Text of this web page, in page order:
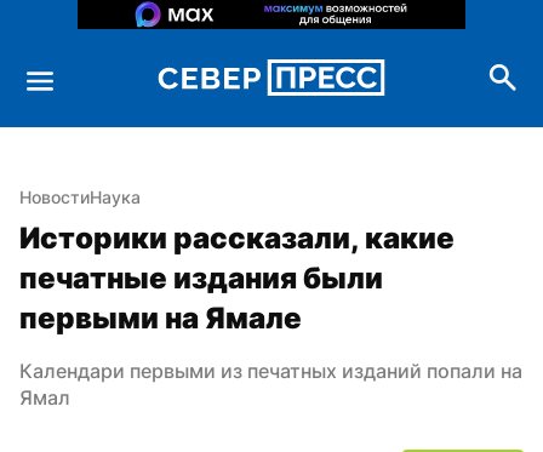
НовостиНаука
Историки рассказали, какие
печатные издания были
первыми на Ямале
Календари первыми из печатных изданий попали на
Ямал